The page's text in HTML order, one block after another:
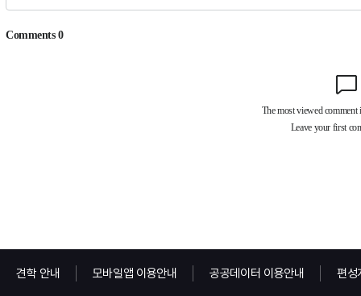
견학 안내 모바일앱 이용안내 공공데이터 이용안내 편성